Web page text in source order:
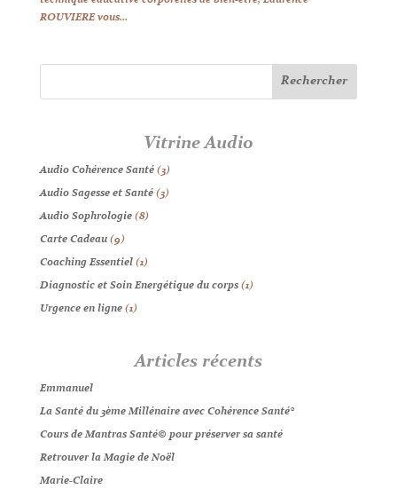
ROUVIERE vous...
Vitrine Audio
Audio Cohérence Santé (3)
Audio Sagesse et Santé (3)
Audio Sophrologie (8)
Carte Cadeau (9)
Coaching Essentiel (1)
Diagnostic et Soin Energétique du corps (1)
Urgence en ligne (1)
Articles récents
Emmanuel
La Santé du 3ème Millénaire avec Cohérence Santé®
Cours de Mantras Santé© pour préserver sa santé
Retrouver la Magie de Noël
Marie-Claire